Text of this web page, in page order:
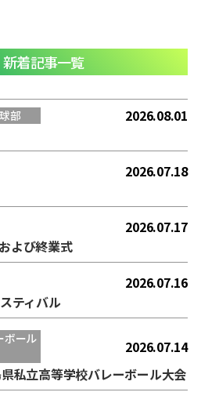
新着記事一覧
部
2026.08.01
2026.07.18
2026.07.17
よび終業式
2026.07.16
ティバル
ボール
2026.07.14
私立高等学校バレーボール大会